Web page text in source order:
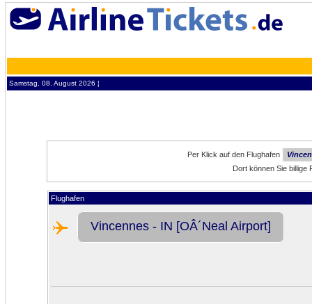
Samstag, 08. August 2026 ¦
Per Klick auf den Flughafen
Dort können Sie billige
Flughafen
Vincennes - IN [OÂ´Neal Airport]